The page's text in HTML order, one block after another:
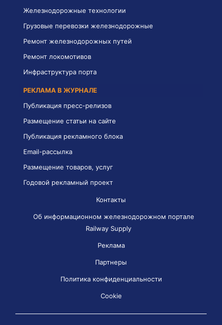
Железнодорожные технологии
Грузовые перевозки железнодорожные
Ремонт железнодорожных путей
Ремонт локомотивов
Инфраструктура порта
РЕКЛАМА В ЖУРНАЛЕ
Публикация пресс-релизов
Размещение статьи на сайте
Публикация рекламного блока
Email-рассылка
Размещение товаров, услуг
Годовой рекламный проект
Контакты
Об информационном железнодорожном портале
Railway Supply
Реклама
Партнеры
Политика конфиденциальности
Cookie